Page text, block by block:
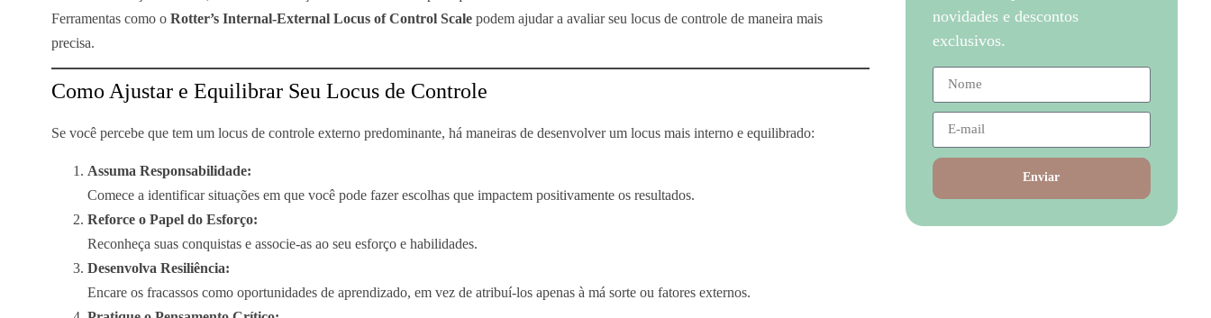
Ferramentas como o Rotter’s Internal-External Locus of Control Scale podem ajudar a avaliar seu locus de controle de maneira mais
precisa.
Como Ajustar e Equilibrar Seu Locus de Controle
Se você percebe que tem um locus de controle externo predominante, há maneiras de desenvolver um locus mais interno e equilibrado:
Assuma Responsabilidade:
Comece a identificar situações em que você pode fazer escolhas que impactem positivamente os resultados.
Reforce o Papel do Esforço:
Reconheça suas conquistas e associe-as ao seu esforço e habilidades.
Desenvolva Resiliência:
Encare os fracassos como oportunidades de aprendizado, em vez de atribuí-los apenas à má sorte ou fatores externos.
novidades e descontos
exclusivos.
Enviar